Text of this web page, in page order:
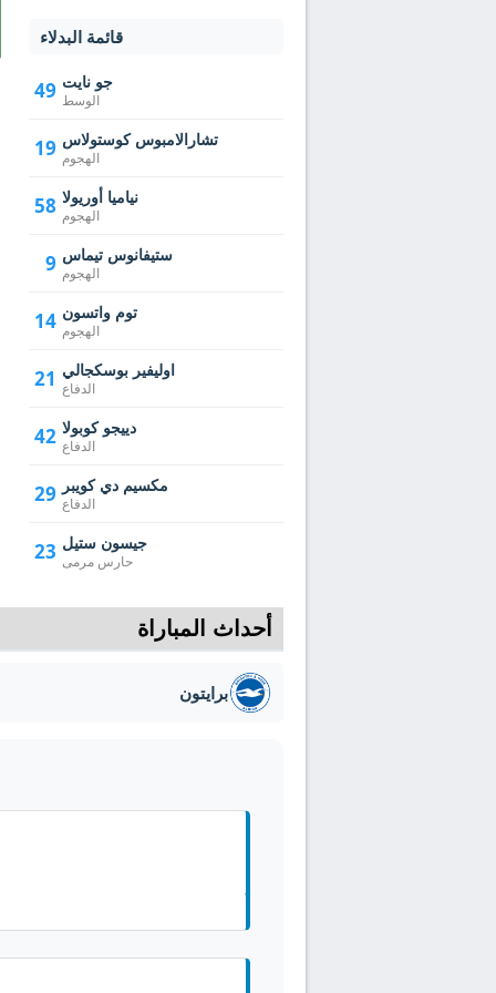
قائمة البدلاء
49 جو نايت
الوسط
19 تشارالامبوس كوستولاس
الهجوم
58 نياميا أوريولا
الهجوم
9 ستيفانوس تيماس
الهجوم
14 توم واتسون
الهجوم
21 اوليفير بوسكجالي
الدفاع
42 دييجو كوبولا
الدفاع
29 مكسيم دي كويبر
الدفاع
23 جيسون ستيل
حارس مرمى
أحداث المباراة
برايتون